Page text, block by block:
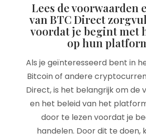
Lees de voorwaarden
van BTC Direct
voordat je begint met
op hun
Als je geïnteresseerd bent in
Bitcoin of andere
Direct, is het belangrijk om de
en het beleid van het
door te lezen voordat je
handelen. Door dit te doen,